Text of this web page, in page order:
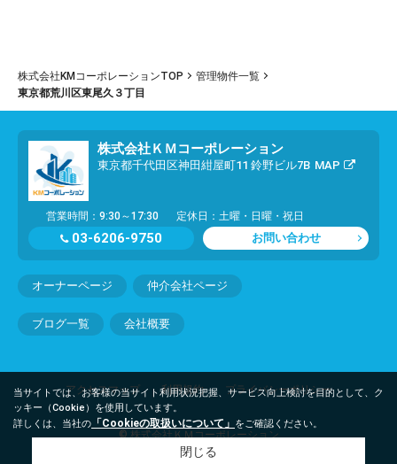
株式会社KMコーポレーションTOP
管理物件一覧
東京都荒川区東尾久３丁目
株式会社ＫＭコーポレーション
東京都千代田区神田紺屋町11 鈴野ビル7B MAP
営業時間：9:30～17:30 定休日：土曜・日曜・祝日
03-6206-9750 お問い合わせ
オーナーページ 仲介会社ページ
ブログ一覧 会社概要
アクセスマップ 利用規約 プライバシーポリシー
© 株式会社ＫＭコーポレーション
当サイトでは、お客様の当サイト利用状況把握、サービス向上検討を目的として、ク
ッキー（Cookie）を使用しています。
詳しくは、当社の 「Cookieの取扱いについて」 をご確認ください。
閉じる